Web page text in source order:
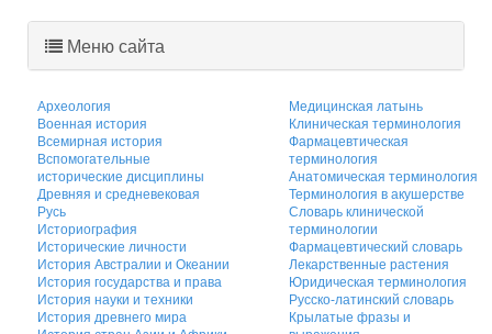
Меню сайта
Археология
Военная история
Всемирная история
Вспомогательные
исторические дисциплины
Древняя и средневековая
Русь
Историография
Исторические личности
История Австралии и Океании
История государства и права
История науки и техники
История древнего мира
Медицинская латынь
Клиническая терминология
Фармацевтическая
терминология
Анатомическая терминология
Терминология в акушерстве
Словарь клинической
терминологии
Фармацевтический словарь
Лекарственные растения
Юридическая терминология
Русско-латинский словарь
Крылатые фразы и